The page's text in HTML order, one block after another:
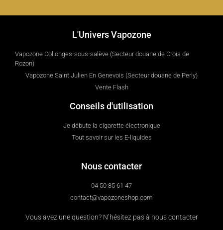
L'Univers Vapozone
Vapozone Collonges-sous-salève (Secteur douane de Crois de
Rozon)
Vapozone Saint Julien En Genevois (Secteur douane de Perly)
Vente Flash
Conseils d'utilisation
Je débute la cigarette électronique
Tout savoir sur les E-liquides
Nous contacter
04 50 85 61 47
contact@vapozoneshop.com
Vous avez une question? N’hésitez pas à nous contacter